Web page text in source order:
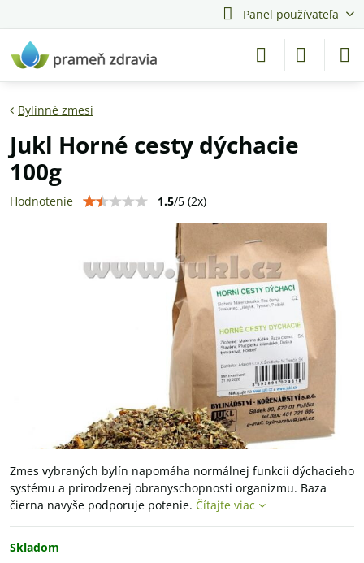
Panel používateľa
Bylinné zmesi
Jukl Horné cesty dýchacie
100g
Hodnotenie 1.5/5 (2x)
Zmes vybraných bylín napomáha normálnej funkcii dýchacieho
systému a prirodzenej obranyschopnosti organizmu. Baza
čierna navyše podporuje potenie. Čítajte viac
Skladom